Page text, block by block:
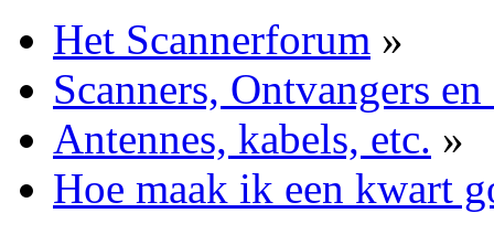
Het Scannerforum »
Scanners, Ontvangers
Antennes, kabels, etc. »
Hoe maak ik een kwart